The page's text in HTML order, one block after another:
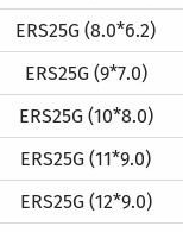
ERS25G (8.0*6.2)
ERS25G (9*7.0)
ERS25G (10*8.0)
ERS25G (11*9.0)
ERS25G (12*9.0)